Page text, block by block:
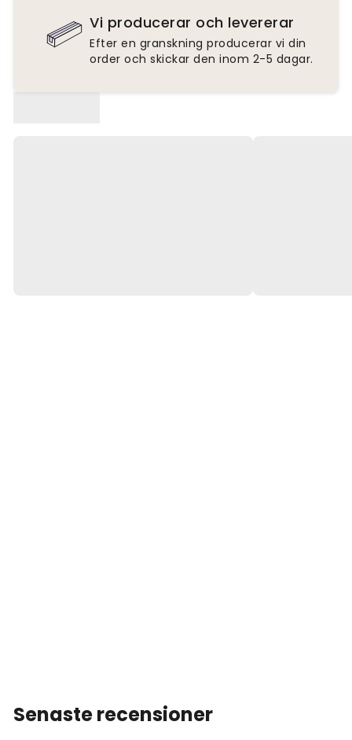
Vi producerar och levererar
Efter en granskning producerar vi din
order och skickar den inom 2-5 dagar.
Senaste recensioner